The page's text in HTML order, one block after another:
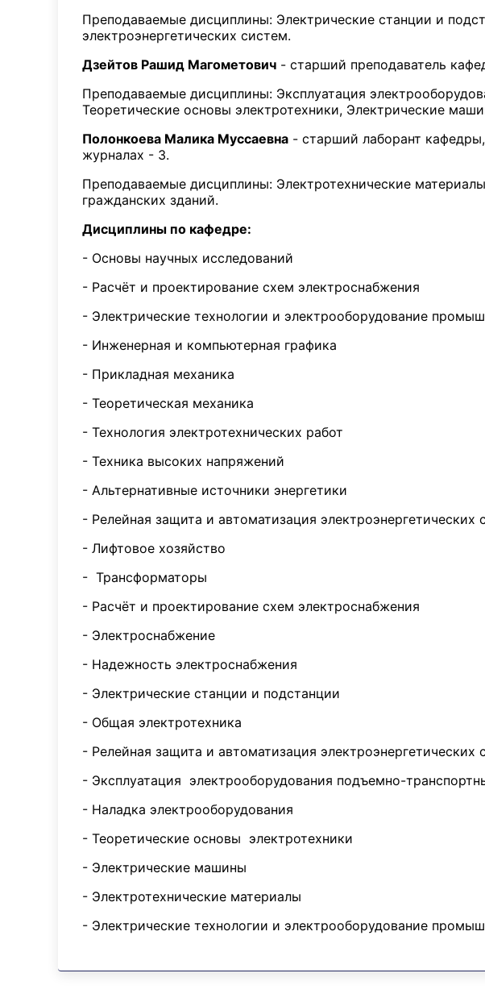
Преподаваемые дисциплины: Электрические станции и
электроэнергетических систем.
Дзейтов Рашид Магометович - старший преподаватель
Преподаваемые дисциплины: Эксплуатация
Теоретические основы электротехники, Электрические
Полонкоева Малика Муссаевна - старший лаборант
журналах - 3.
Преподаваемые дисциплины: Электротехнические
гражданских зданий.
Дисциплины по кафедре:
- Основы научных исследований
- Расчёт и проектирование схем электроснабжения
- Электрические технологии и электрооборудование
- Инженерная и компьютерная графика
- Прикладная механика
- Теоретическая механика
- Технология электротехнических работ
- Техника высоких напряжений
- Альтернативные источники энергетики
- Релейная защита и автоматизация электроэнергетических
- Лифтовое хозяйство
- Трансформаторы
- Расчёт и проектирование схем электроснабжения
- Электроснабжение
- Надежность электроснабжения
- Электрические станции и подстанции
- Общая электротехника
- Релейная защита и автоматизация электроэнергетических
- Эксплуатация электрооборудования подъемно-
- Наладка электрооборудования
- Теоретические основы электротехники
- Электрические машины
- Электротехнические материалы
- Электрические технологии и электрооборудование